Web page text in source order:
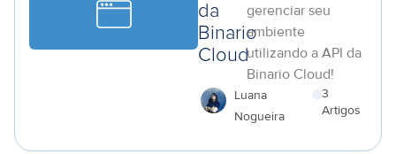
da
Binario
Cloud
gerenciar seu
ambiente
utilizando a API da
Binario Cloud!
Luana
Nogueira
3
Artigos